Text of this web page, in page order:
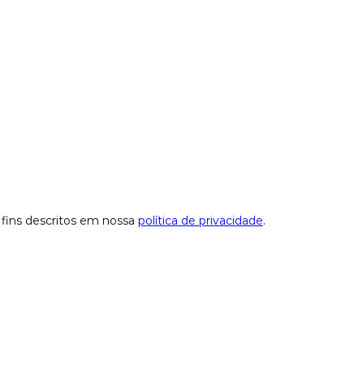
descritos em nossa política de privacidade.